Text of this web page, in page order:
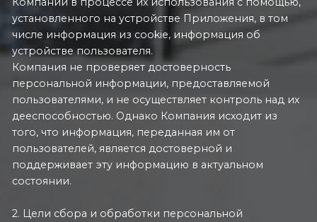
установленного на устройстве Приложения, в том
числе информация из cookie, информация об
устройстве пользователя.
Компания не проверяет достоверность
персональной информации, предоставляемой
пользователями, и не осуществляет контроль над их
дееспособностью. Однако Компания исходит из
того, что информация, переданная им от
пользователей, является достоверной и
поддерживает эту информацию в актуальном
состоянии.
2. Цели сбора и обработки персональной